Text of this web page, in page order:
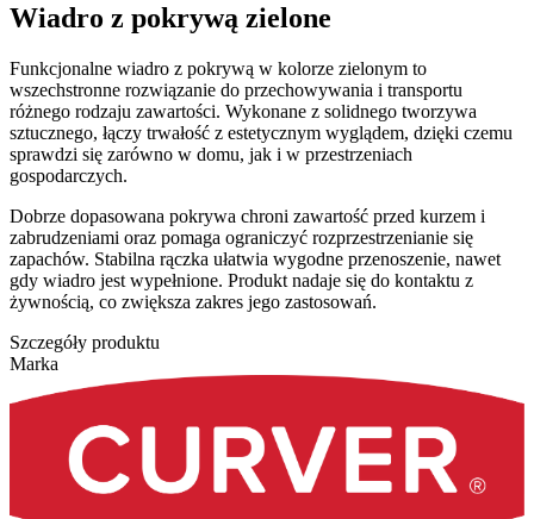
Wiadro z pokrywą zielone
Funkcjonalne wiadro z pokrywą w kolorze zielonym to
wszechstronne rozwiązanie do przechowywania i transportu
różnego rodzaju zawartości. Wykonane z solidnego tworzywa
sztucznego, łączy trwałość z estetycznym wyglądem, dzięki czemu
sprawdzi się zarówno w domu, jak i w przestrzeniach
gospodarczych.
Dobrze dopasowana pokrywa chroni zawartość przed kurzem i
zabrudzeniami oraz pomaga ograniczyć rozprzestrzenianie się
zapachów. Stabilna rączka ułatwia wygodne przenoszenie, nawet
gdy wiadro jest wypełnione. Produkt nadaje się do kontaktu z
żywnością, co zwiększa zakres jego zastosowań.
Szczegóły produktu
Marka